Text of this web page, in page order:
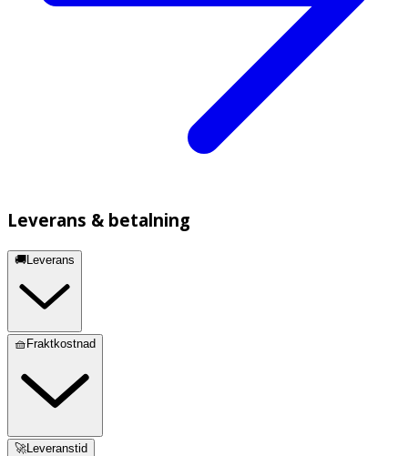
Leverans & betalning
🚚Leverans
🧺Fraktkostnad
🚀Leveranstid